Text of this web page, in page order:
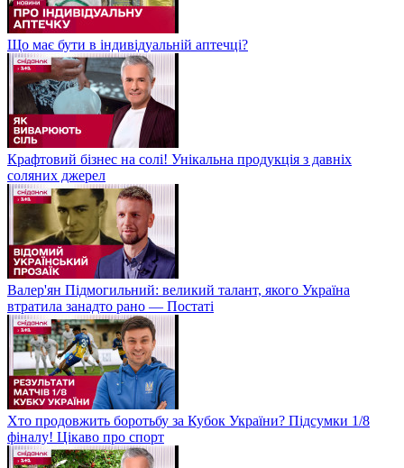
Що має бути в індивідуальній аптечці?
Крафтовий бізнес на солі! Унікальна продукція з давніх
соляних джерел
Валер'ян Підмогильний: великий талант, якого Україна
втратила занадто рано — Постаті
Хто продовжить боротьбу за Кубок України? Підсумки 1/8
фіналу! Цікаво про спорт